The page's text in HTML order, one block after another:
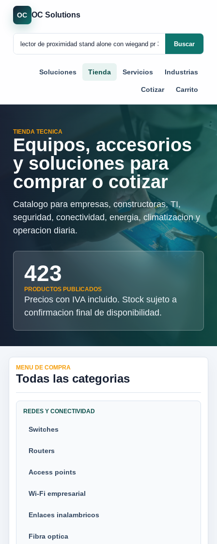
OC OC Solutions
Buscar
Soluciones Tienda Servicios Industrias
Cotizar Carrito
TIENDA TECNICA
Equipos, accesorios
y soluciones para
comprar o cotizar
Catalogo para empresas, constructoras, TI,
seguridad, conectividad, energia, climatizacion y
operacion diaria.
423
PRODUCTOS PUBLICADOS
Precios con IVA incluido. Stock sujeto a
confirmacion final de disponibilidad.
MENU DE COMPRA
Todas las categorias
REDES Y CONECTIVIDAD
Switches
Routers
Access points
Wi-Fi empresarial
Enlaces inalambricos
Fibra optica